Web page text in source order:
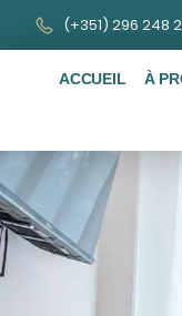
(+351) 296 248
ACCUEIL À